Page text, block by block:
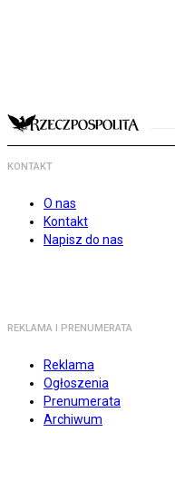
KONTAKT
O nas
Kontakt
Napisz do nas
REKLAMA I PRENUMERATA
Reklama
Ogłoszenia
Prenumerata
Archiwum